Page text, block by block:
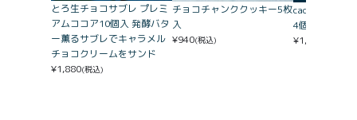
とろ生チョコサブレ プレミ
アムココア10個入 発酵バタ
ー薫るサブレでキャラメル
チョコクリームをサンド
¥1,880(税込)
チョコチャンククッキー5枚
入
¥940(税込)
cacaoTrio（カ
4個入
¥1,980